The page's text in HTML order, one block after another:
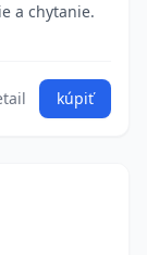
a chytanie.
kúpiť